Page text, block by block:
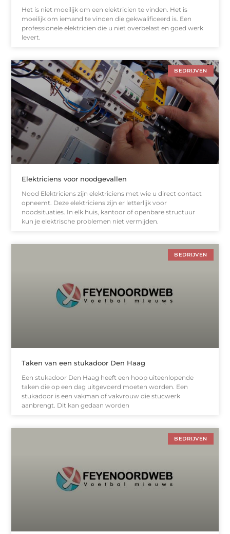
Het is niet moeilijk om een ​​elektricien te vinden. Het is
moeilijk om iemand te vinden die gekwalificeerd is. Een
professionele elektricien die u niet overbelast en goed werk
levert.
BEDRIJVEN
Elektriciens voor noodgevallen
Nood Elektriciens zijn elektriciens met wie u direct contact
opneemt. Deze elektriciens zijn er letterlijk voor
noodsituaties. In elk huis, kantoor of openbare structuur
kun je elektrische problemen niet vermijden.
BEDRIJVEN
Taken van een stukadoor Den Haag
Een stukadoor Den Haag heeft een hoop uiteenlopende
taken die op een dag uitgevoerd moeten worden. Een
stukadoor is een vakman of vakvrouw die stucwerk
aanbrengt. Dit kan gedaan worden
BEDRIJVEN